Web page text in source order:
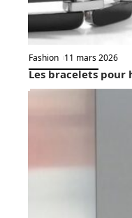
Fashion 11 mars 2026
Les bracelets pour